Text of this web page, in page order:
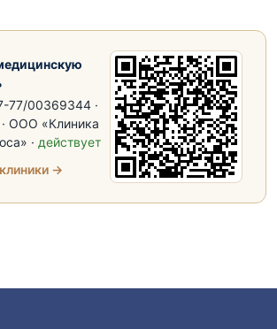
77/00369344 ·
ООО «Клиника
· действует
→